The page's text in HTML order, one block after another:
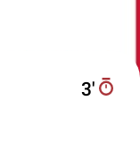
3′